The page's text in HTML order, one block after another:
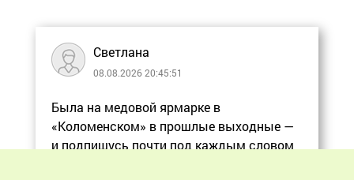
Светлана
08.08.2026 20:45:51
Была на медовой ярмарке в
«Коломенском» в прошлые выходные —
и подпишусь почти под каждым словом